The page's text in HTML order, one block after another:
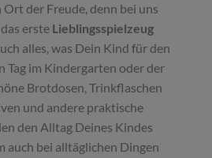
der Freude, denn bei uns
erste Lieblingsspielzeug
alles, was Dein Kind für den
Tag im Kindergarten oder der
Brotdosen, Trinkflaschen
und andere praktische
den Alltag Deines Kindes
auch bei alltäglichen Dingen